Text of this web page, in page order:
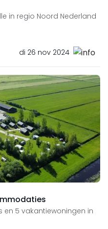
in regio Noord Nederland
di 26 nov 2024
en 5 vakantiewoningen in